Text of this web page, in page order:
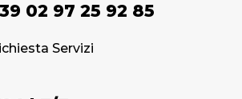
02 97 25 92 85
Servizi